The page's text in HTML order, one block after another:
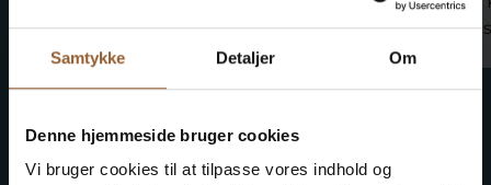
Samtykke Detaljer Om
Denne hjemmeside bruger cookies
Vi bruger cookies til at tilpasse vores indhold og